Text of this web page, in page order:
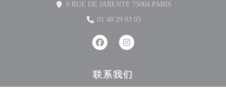
6 RUE DE JARENTE 75004 PARIS
01 40 29 03 03
Facebook ((在新窗口中打开))
Instagram ((在新窗口中打开))
联系我们